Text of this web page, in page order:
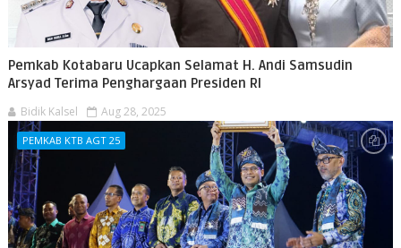
Pemkab Kotabaru Ucapkan Selamat H. Andi Samsudin
Arsyad Terima Penghargaan Presiden RI
Bidik Kalsel Aug 28, 2025
PEMKAB KTB AGT 25